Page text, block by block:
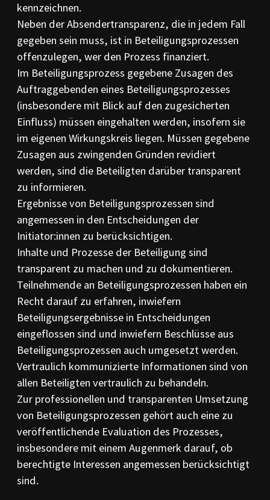
kennzeichnen.
Neben der Absendertransparenz, die in jedem Fall
gegeben sein muss, ist in Beteiligungsprozessen
offenzulegen, wer den Prozess finanziert.
Im Beteiligungsprozess gegebene Zusagen des
Auftraggebenden eines Beteiligungsprozesses
(insbesondere mit Blick auf den zugesicherten
Einfluss) müssen eingehalten werden, insofern sie
im eigenen Wirkungskreis liegen. Müssen gegebene
Zusagen aus zwingenden Gründen revidiert
werden, sind die Beteiligten darüber transparent
zu informieren.
Ergebnisse von Beteiligungsprozessen sind
angemessen in den Entscheidungen der
Initiator:innen zu berücksichtigen.
Inhalte und Prozesse der Beteiligung sind
transparent zu machen und zu dokumentieren.
Teilnehmende an Beteiligungsprozessen haben ein
Recht darauf zu erfahren, inwiefern
Beteiligungsergebnisse in Entscheidungen
eingeflossen sind und inwiefern Beschlüsse aus
Beteiligungsprozessen auch umgesetzt werden.
Vertraulich kommunizierte Informationen sind von
allen Beteiligten vertraulich zu behandeln.
Zur professionellen und transparenten Umsetzung
von Beteiligungsprozessen gehört auch eine zu
veröffentlichende Evaluation des Prozesses,
insbesondere mit einem Augenmerk darauf, ob
berechtigte Interessen angemessen berücksichtigt
sind.